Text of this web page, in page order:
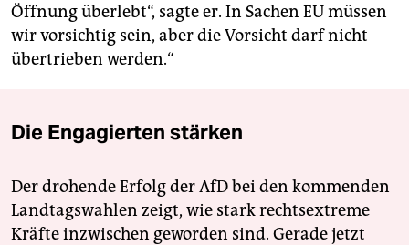
Öffnung überlebt“, sagte er. In Sachen EU müssen
wir vorsichtig sein, aber die Vorsicht darf nicht
übertrieben werden.“
Die Engagierten stärken
Der drohende Erfolg der AfD bei den kommenden
Landtagswahlen zeigt, wie stark rechtsextreme
Kräfte inzwischen geworden sind. Gerade jetzt